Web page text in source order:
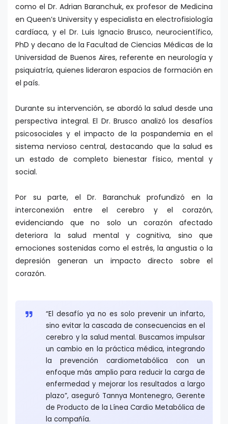
como el Dr. Adrian Baranchuk, ex profesor de Medicina
en Queen’s University y especialista en electrofisiología
cardíaca, y el Dr. Luis Ignacio Brusco, neurocientífico,
PhD y decano de la Facultad de Ciencias Médicas de la
Universidad de Buenos Aires, referente en neurología y
psiquiatría, quienes lideraron espacios de formación en
el país.
Durante su intervención, se abordó la salud desde una
perspectiva integral. El Dr. Brusco analizó los desafíos
psicosociales y el impacto de la pospandemia en el
sistema nervioso central, destacando que la salud es
un estado de completo bienestar físico, mental y
social.
Por su parte, el Dr. Baranchuk profundizó en la
interconexión entre el cerebro y el corazón,
evidenciando que no solo un corazón afectado
deteriora la salud mental y cognitiva, sino que
emociones sostenidas como el estrés, la angustia o la
depresión generan un impacto directo sobre el
corazón.
“El desafío ya no es solo prevenir un infarto,
sino evitar la cascada de consecuencias en el
cerebro y la salud mental. Buscamos impulsar
un cambio en la práctica médica, integrando
la prevención cardiometabólica con un
enfoque más amplio para reducir la carga de
enfermedad y mejorar los resultados a largo
plazo”, aseguró Tannya Montenegro, Gerente
de Producto de la Línea Cardio Metabólica de
la compañía.